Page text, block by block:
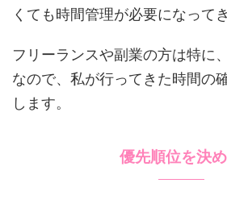
くても時間管理が必要になって
フリーランスや副業の方は特に
なので、私が行ってきた時間の
します。
優先順位を決